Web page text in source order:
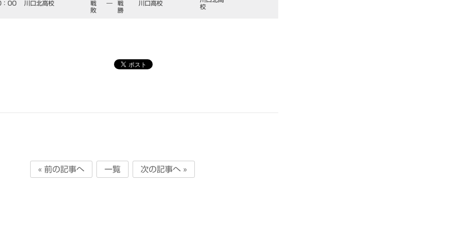
：00 川口北高校
戦
敗
―
戦
勝
川口高校
校
« 前の記事へ 一覧 次の記事へ »